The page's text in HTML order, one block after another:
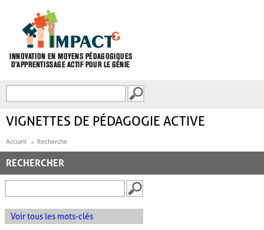
FORMULAIRE DE
VIGNETTES DE PÉDAGOGIE ACTIVE
Accueil Recherche
RECHERCHER
Voir tous les mots-clés